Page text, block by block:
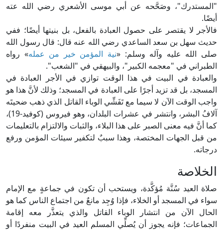
"المستدرك"، وصَحَّحه عن أبي موسى الأشعري رضي الله عته
أيضًا.
فالأجر لا يقتصر على حصول العبادة بالفعل، بل بنيتها أيضًا؛ ففي
حديث سهل بن سعد الساعدي رضي الله عنه قال: قال رسول الله
صلى الله عليه وآله وسلم: «نية المؤمن خير من عمله» رواه
الطبراني في "معجمه الكبير"، والبيهقي في "الشعب".
والعبادة في البيت في هذا الوقت توازي في الأجر العبادة في
المسجد، بل قد تزيد أجرًا على العبادة في المسجد؛ وذلك لأنَّ هذا هو
واجب الوقت الآن لا سيما مع تَفَشِّي الوباء القاتل الذي ذهب ضحيتَه
آلافُ البشر، وانتشر في عشرات البلدان، وهو فيروس (كوفيد-19)،
كما أنَّ فيه معنى الصبر على هذا البلاء، والثبات والالتزام بالتعليمات
من قبل الجهات المختصة، وهذا سببٌ لتكفير سيئات المؤمن ورفع
درجاته.
الخلاصة
صلاة العيد سُنَّة مُؤكَّدة، ويستحب أن تكون في جماعةٍ مع الإمام
سواء في المسجد أو الخلاء، فإذا وُجِد مانعٌ من اجتماع الناس كما هو
الحال الآن من انتشار الوباء القاتل والذي يتعذَّر معه إقامة
الجماعات؛ فإنه يجوز أن يُصلِّي المسلم العيد في البيت منفردًا أو